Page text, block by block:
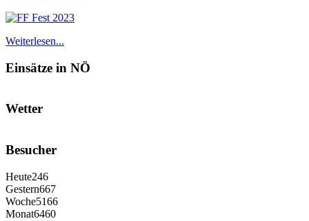
Weiterlesen...
Einsätze in NÖ
Wetter
Besucher
Heute246
Gestern667
Woche5166
Monat6460